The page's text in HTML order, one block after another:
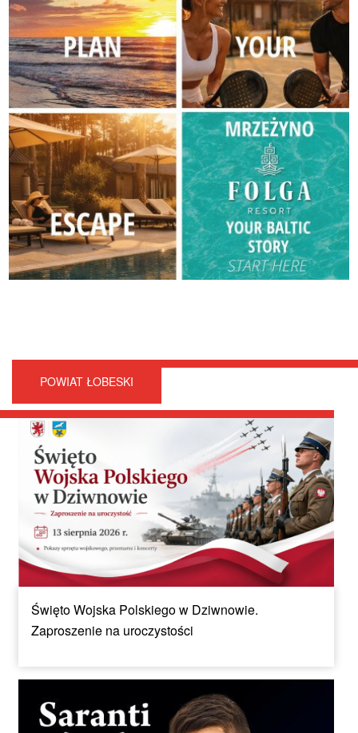
POWIAT ŁOBESKI
Święto Wojska Polskiego w Dziwnowie.
Zaproszenie na uroczystości